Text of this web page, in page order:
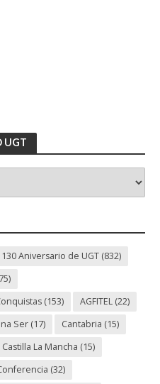
UGT
130 Aniversario de UGT(832)
(153) AGFITEL(22)
Ser(17) Cantabria (15)
Castilla La Mancha (15)
(32)